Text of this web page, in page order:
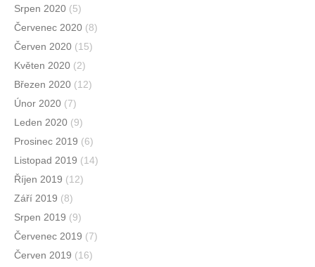
Srpen 2020 (5)
Červenec 2020 (8)
Červen 2020 (15)
Květen 2020 (2)
Březen 2020 (12)
Únor 2020 (7)
Leden 2020 (9)
Prosinec 2019 (6)
Listopad 2019 (14)
Říjen 2019 (12)
Září 2019 (8)
Srpen 2019 (9)
Červenec 2019 (7)
Červen 2019 (16)